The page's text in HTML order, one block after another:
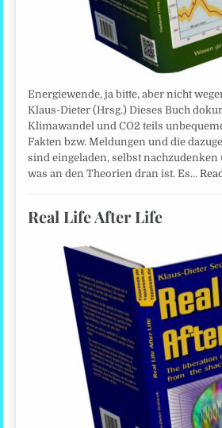
Energiewende, ja bitte, aber nicht
Klaus-Dieter (Hrsg.) Dieses Buch
Klimawandel und CO2 teils
Fakten bzw. Meldungen und die
sind eingeladen, selbst nachzudenken
was an den Theorien dran ist. Es…
Real Life After Life